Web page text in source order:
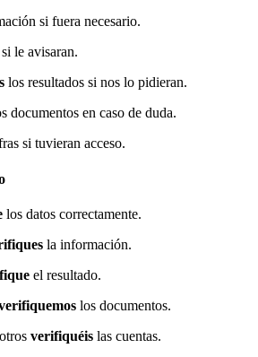
si fuera necesario.
le avisaran.
los resultados si nos lo pidieran.
documentos en caso de duda.
si tuvieran acceso.
los datos correctamente.
la información.
el resultado.
los documentos.
verifiquéis las cuentas.